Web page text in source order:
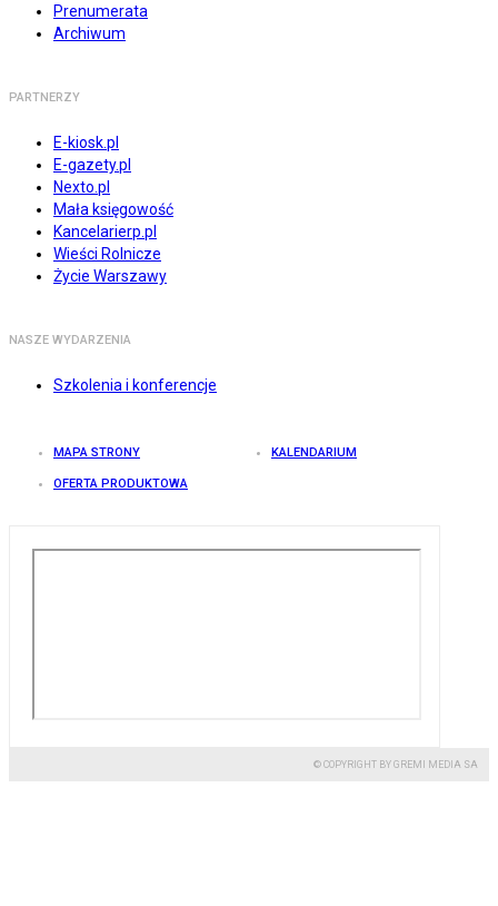
Prenumerata
Archiwum
PARTNERZY
E-kiosk.pl
E-gazety.pl
Nexto.pl
Mała księgowość
Kancelarierp.pl
Wieści Rolnicze
Życie Warszawy
NASZE WYDARZENIA
Szkolenia i konferencje
MAPA STRONY KALENDARIUM
OFERTA PRODUKTOWA
© COPYRIGHT BY GREMI MEDIA SA